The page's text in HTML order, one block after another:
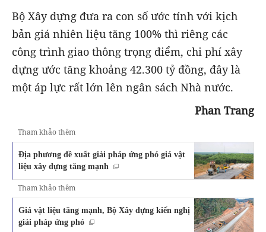
Bộ Xây dựng đưa ra con số ước tính với kịch
bản giá nhiên liệu tăng 100% thì riêng các
công trình giao thông trọng điểm, chi phí xây
dựng ước tăng khoảng 42.300 tỷ đồng, đây là
một áp lực rất lớn lên ngân sách Nhà nước.
Phan Trang
Tham khảo thêm
Địa phương đề xuất giải pháp ứng phó giá vật
liệu xây dựng tăng mạnh
Tham khảo thêm
Giá vật liệu tăng mạnh, Bộ Xây dựng kiến nghị
giải pháp ứng phó